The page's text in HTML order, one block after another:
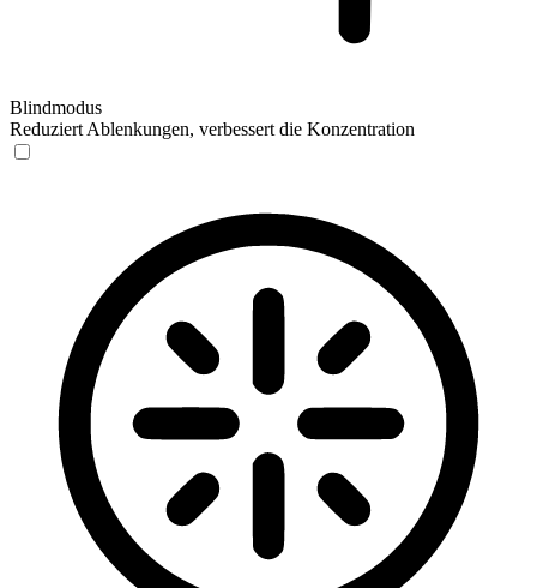
Blindmodus
Reduziert Ablenkungen, verbessert die Konzentration